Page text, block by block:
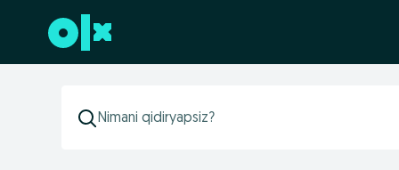
Futerga oʻtish